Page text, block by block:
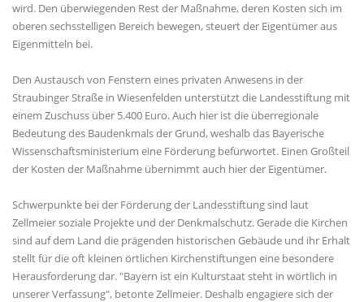
wird. Den überwiegenden Rest der Maßnahme, deren Kosten sich im
oberen sechsstelligen Bereich bewegen, steuert der Eigentümer aus
Eigenmitteln bei.
Den Austausch von Fenstern eines privaten Anwesens in der
Straubinger Straße in Wiesenfelden unterstützt die Landesstiftung mit
einem Zuschuss über 5.400 Euro. Auch hier ist die überregionale
Bedeutung des Baudenkmals der Grund, weshalb das Bayerische
Wissenschaftsministerium eine Förderung befürwortet. Einen Großteil
der Kosten der Maßnahme übernimmt auch hier der Eigentümer.
Schwerpunkte bei der Förderung der Landesstiftung sind laut
Zellmeier soziale Projekte und der Denkmalschutz. Gerade die Kirchen
sind auf dem Land die prägenden historischen Gebäude und ihr Erhalt
stellt für die oft kleinen örtlichen Kirchenstiftungen eine besondere
Herausforderung dar. "Bayern ist ein Kulturstaat steht in wörtlich in
unserer Verfassung", betonte Zellmeier. Deshalb engagiere sich der